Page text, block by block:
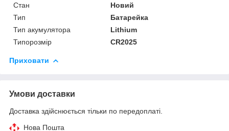
Стан
Новий
Тип
Батарейка
Тип акумулятора
Lithium
Типорозмір
CR2025
Приховати
Умови доставки
Доставка здійснюється тільки по передоплаті.
Нова Пошта